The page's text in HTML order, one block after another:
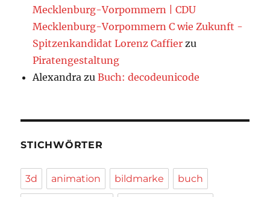
Mecklenburg-Vorpommern | CDU
Mecklenburg-Vorpommern C wie Zukunft -
Spitzenkandidat Lorenz Caffier zu
Piratengestaltung
Alexandra zuBuch: decodeunicode
STICHWÖRTER
3d animation bildmarke buch